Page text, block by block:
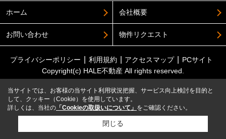
ホーム 会社概要
お問い合わせ 物件リクエスト
プライバシーポリシー 利用規約 アクセスマップ
PCサイト
Copyright(c) HALE不動産 All rights reserved.
当サイトでは、お客様の当サイト利用状況把握、サービス向上検討を目的と
して、クッキー（Cookie）を使用しています。
詳しくは、当社の 「Cookieの取扱いについて」 をご確認ください。
閉じる